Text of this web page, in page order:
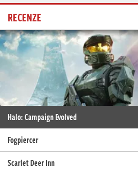
RECENZE
Halo: Campaign Evolved
Fogpiercer
Scarlet Deer Inn